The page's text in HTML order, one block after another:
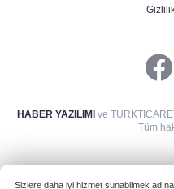
HABER YAZILIMIve
Tüm
Sizlere daha iyi hizmet sunabilmek